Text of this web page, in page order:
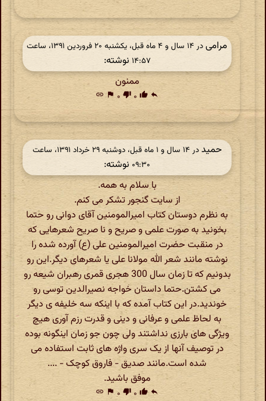
مرامی
در ‫۱۴ سال و ۴ ماه قبل، یکشنبه ۲۰ فروردین ۱۳۹۱، ساعت
۱۴:۵۷ نوشته:
ممنون
reply
thumb_up ۰ thumb_down ۰ flag
link
حمید
در ‫۱۴ سال و ۱ ماه قبل، دوشنبه ۲۹ خرداد ۱۳۹۱، ساعت
۰۹:۳۰ نوشته:
با سلام به همه.
از سایت گنجور تشکر می کنم.
به نظرم دوستان کتاب امیرالمومنین آقای دوانی رو حتما
بخونید به صورت علمی و صریح و نا صریح شعرهایی که
در منقبت حضرت امیرالمومنین علی (ع) آورده شده را
نوشته مانند شعر الله مولانا علی یا شعرهای دیگر.این رو
بدونیم که تا زمان سال 300 هجری قمری رهبران شیعه رو
می کشتن.حتما داستان خواجه نصیرالدین توسی رو
خوندید.در این کتاب آمده که با اینکه سه خلیفه ی دیگر
به لحاظ علمی و عرفانی و دینی و قدرت رزم آوری هیچ
ویژگی های بارزی نداشتند ولی چون جو زمان اینگونه بوده
در توصیف آنها از یک سری واژه های ثابت استفاده می
شده است.مانند صدیق - فاروق کوچک - ....
موفق باشید.
reply
thumb_up ۰ thumb_down ۰ flag
link